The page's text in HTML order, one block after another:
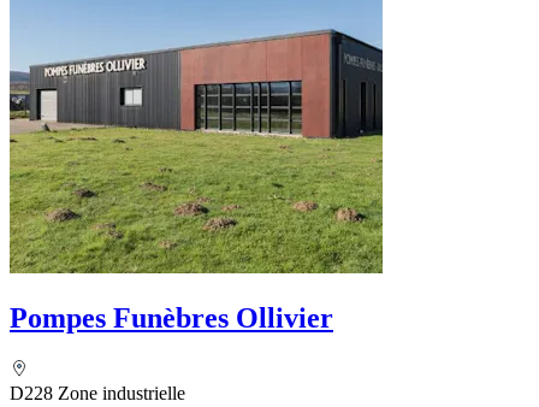
Pompes Funèbres Ollivier
D228 Zone industrielle